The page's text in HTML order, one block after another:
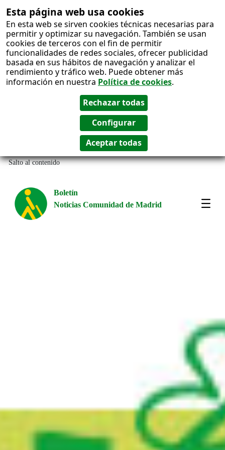
Esta página web usa cookies
En esta web se sirven cookies técnicas necesarias para
permitir y optimizar su navegación. También se usan
cookies de terceros con el fin de permitir
funcionalidades de redes sociales, ofrecer publicidad
basada en sus hábitos de navegación y analizar el
rendimiento y tráfico web. Puede obtener más
información en nuestra Política de cookies.
Salto al contenido
Boletín
Noticias Comunidad de Madrid